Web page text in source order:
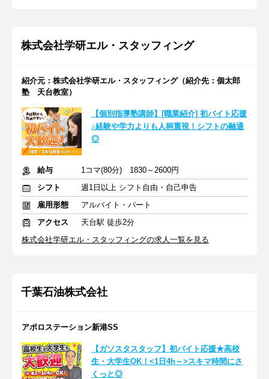
株式会社学研エル・スタッフィング
紹介元：株式会社学研エル・スタッフィング（紹介先：個太郎
塾 天台教室）
【個別指導塾講師】[職業紹介] 初バイト応援
♪経験や学力よりも人柄重視！シフトの融通
◎
給与
1コマ(80分) 1830～2600円
シフト
週1日以上 シフト自由・自己申告
雇用形態
アルバイト・パート
アクセス
天台駅 徒歩2分
株式会社学研エル・スタッフィングの求人一覧を見る
千葉石油株式会社
アポロステーション新港SS
【ガソスタスタッフ】初バイト応援★高校
生・大学生OK！<1日4h～>スキマ時間にさ
くっと◎